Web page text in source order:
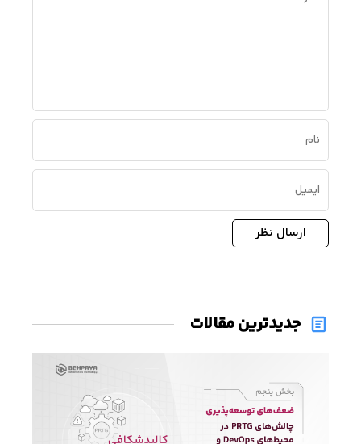
ارسال نظر
جدیدترین مقالات